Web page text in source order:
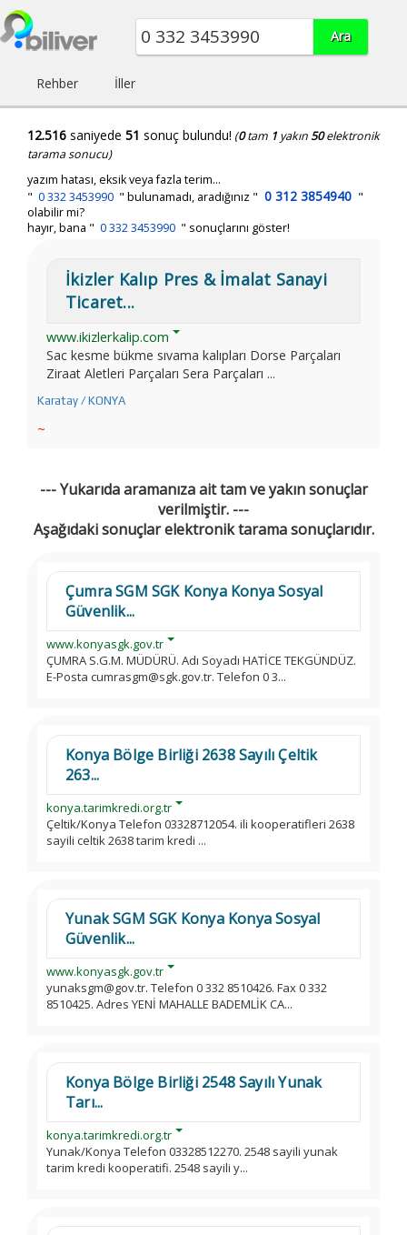
Rehber İller
12.516 saniyede 51 sonuç bulundu! (0tam 1 yakın 50elektronik
tarama sonucu)
yazım hatası, eksik veya fazla terim...
" 0 332 3453990 " bulunamadı, aradığınız " 0 312 3854940 "
olabilir mi?
hayır, bana " 0 332 3453990 " sonuçlarını göster!
İkizler Kalıp Pres & İmalat Sanayi
Ticaret...
www.ikizlerkalip.com
Sac kesme bükme sıvama kalıpları Dorse Parçaları
Ziraat Aletleri Parçaları Sera Parçaları ...
Karatay / KONYA
~
--- Yukarıda aramanıza ait tam ve yakın sonuçlar
verilmiştir. ---
Aşağıdaki sonuçlar elektronik tarama sonuçlarıdır.
Çumra SGM SGK Konya Konya Sosyal
Güvenlik...
www.konyasgk.gov.tr
ÇUMRA S.G.M. MÜDÜRÜ. Adı Soyadı HATİCE TEKGÜNDÜZ.
E-Posta cumrasgm@sgk.gov.tr. Telefon 0 3...
Konya Bölge Birliği 2638 Sayılı Çeltik
263...
konya.tarimkredi.org.tr
Çeltik/Konya Telefon 03328712054. ili kooperatifleri 2638
sayili celtik 2638 tarim kredi ...
Yunak SGM SGK Konya Konya Sosyal
Güvenlik...
www.konyasgk.gov.tr
yunaksgm@gov.tr. Telefon 0 332 8510426. Fax 0 332
8510425. Adres YENİ MAHALLE BADEMLİK CA...
Konya Bölge Birliği 2548 Sayılı Yunak
Tarı...
konya.tarimkredi.org.tr
Yunak/Konya Telefon 03328512270. 2548 sayili yunak
tarim kredi kooperatifi. 2548 sayili y...